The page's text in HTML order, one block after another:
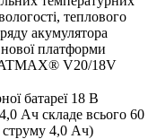
теплового
акумулятора
платформи
V20/18V
батареї 18 В
Ач складе всього 60
4,0 Ач)